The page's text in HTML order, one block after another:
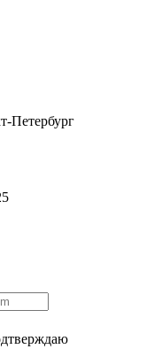
Петербург